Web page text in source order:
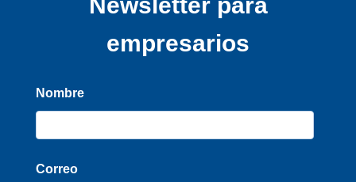
empresarios
Nombre
Correo